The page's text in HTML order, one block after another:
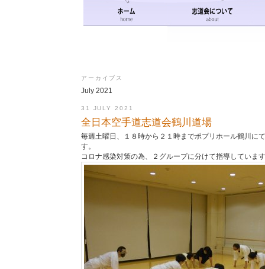
アーカイブス
July 2021
31 JULY 2021
全日本空手道志道会鶴川道場
毎週土曜日、１８時から２１時までポプリホール鶴川に
す。
コロナ感染対策の為、２グループに分けて指導していま